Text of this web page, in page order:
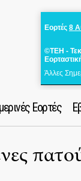
Εορτές 8
©ΤΕΗ -
Άλλες
Εορτές